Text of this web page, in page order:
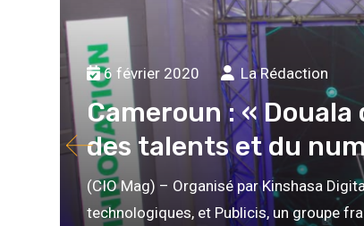
6 février 2020 La Rédaction
Cameroun : «
des talents et du
(CIO Mag) – Organisé par Kinshasa
technologiques, et Publicis, un groupe